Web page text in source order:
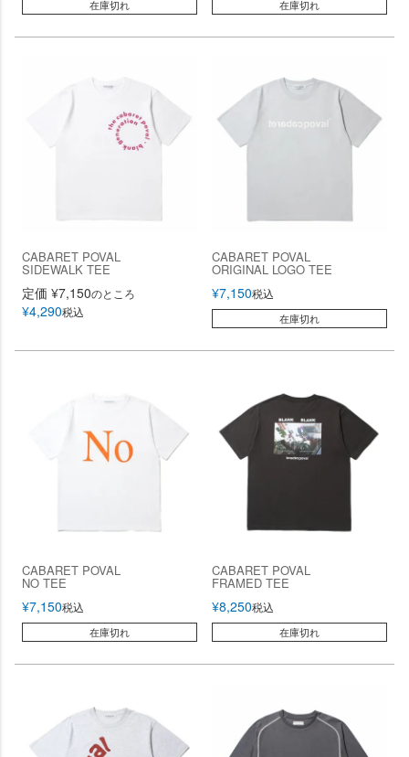
在庫切れ 在庫切れ
CABARET POVAL
SIDEWALK TEE
定価 ¥7,150のところ
¥4,290税込
CABARET POVAL
ORIGINAL LOGO TEE
¥7,150税込
在庫切れ
CABARET POVAL
NO TEE
¥7,150税込
在庫切れ
CABARET POVAL
FRAMED TEE
¥8,250税込
在庫切れ